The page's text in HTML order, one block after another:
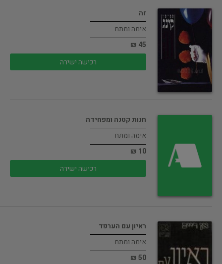
זה
אימה ומתח
45 ₪
רכישה ישירה
חנות קטנה ומפחידה
אימה ומתח
10 ₪
רכישה ישירה
ראיון עם הערפד
אימה ומתח
50 ₪